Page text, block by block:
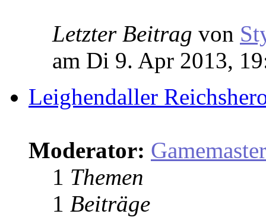
Letzter Beitrag von
am Di 9. Apr 2013,
Leighendaller
Moderator: Gamemaster
1 Themen
1 Beiträge